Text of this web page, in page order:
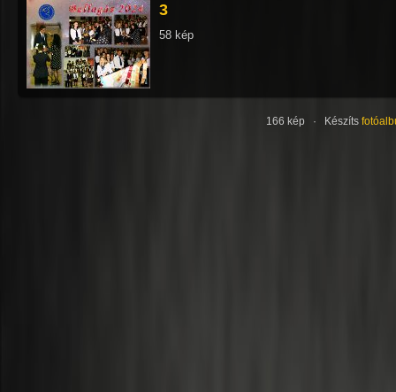
3
58 kép
166 kép · Készíts